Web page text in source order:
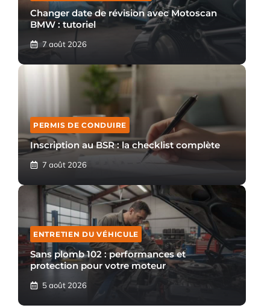
Changer date de révision avec Motoscan
BMW : tutoriel
7 août 2026
PERMIS DE CONDUIRE
Inscription au BSR : la checklist complète
7 août 2026
ENTRETIEN DU VÉHICULE
Sans plomb 102 : performances et
protection pour votre moteur
5 août 2026